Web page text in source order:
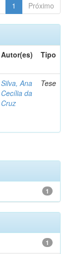
1 Próximo
Autor(es) Tipo
Silva, Ana
Cecília da
Cruz
Tese
1
1